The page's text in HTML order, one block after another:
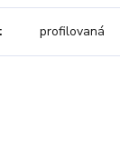
profilovaná